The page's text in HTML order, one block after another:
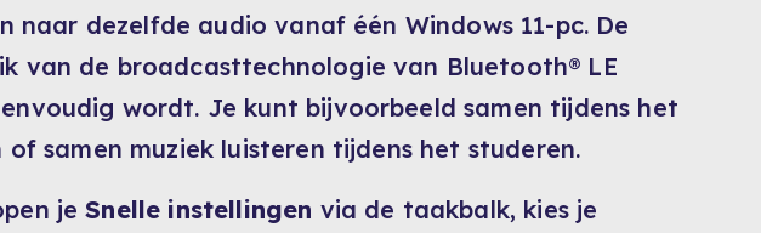
naar dezelfde audio vanaf één Windows 11-pc. De
van de broadcasttechnologie van Bluetooth® LE
wordt. Je kunt bijvoorbeeld samen tijdens het
of samen muziek luisteren tijdens het studeren.
jeSnelle instellingen via de taakbalk, kies je